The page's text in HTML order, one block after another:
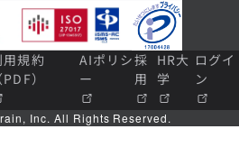
用規約
PDF）
AIポリシ
ー
採
用
HR大
学
ログイ
ン
Inc. All Rights Reserved.